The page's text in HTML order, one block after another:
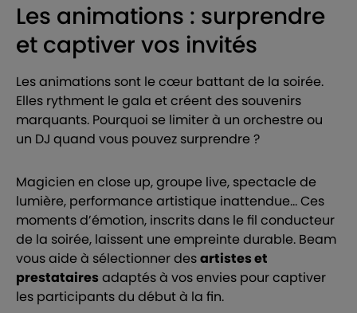
Les animations : surprendre
et captiver vos invités
Les animations sont le cœur battant de la soirée.
Elles rythment le gala et créent des souvenirs
marquants. Pourquoi se limiter à un orchestre ou
un DJ quand vous pouvez surprendre ?
Magicien en close up, groupe live, spectacle de
lumière, performance artistique inattendue… Ces
moments d’émotion, inscrits dans le fil conducteur
de la soirée, laissent une empreinte durable. Beam
vous aide à sélectionner desartistes et
prestataires adaptés à vos envies pour captiver
les participants du début à la fin.